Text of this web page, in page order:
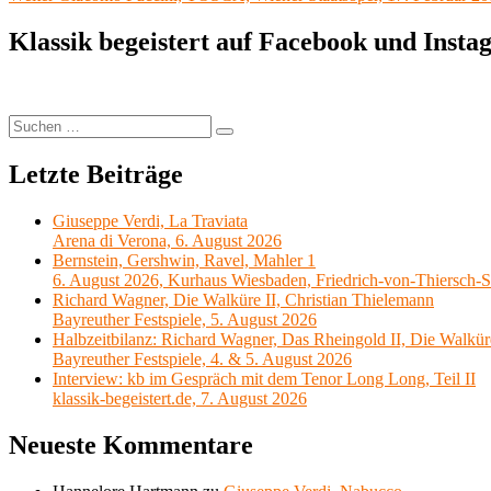
Klassik begeistert auf Facebook und
Suchen
nach:
Suchen
Letzte Beiträge
Giuseppe Verdi, La Traviata
Arena di Verona, 6. August 2026
Bernstein, Gershwin, Ravel, Mahler 1
6. August 2026, Kurhaus Wiesbaden, Friedrich-von-Thiersch-
Richard Wagner, Die Walküre II, Christian Thielemann
Bayreuther Festspiele, 5. August 2026
Halbzeitbilanz: Richard Wagner, Das Rheingold II, Die
Bayreuther Festspiele, 4. & 5. August 2026
Interview: kb im Gespräch mit dem Tenor Long Long, Teil II
klassik-begeistert.de, 7. August 2026
Neueste Kommentare